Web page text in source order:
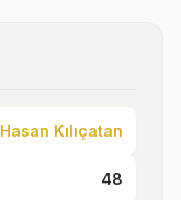
Hasan Kılıçatan
48